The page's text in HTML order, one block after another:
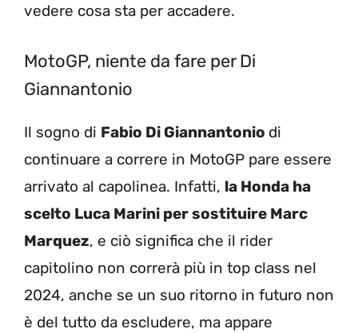
vedere cosa sta per accadere.
MotoGP, niente da fare per Di
Giannantonio
Il sogno di Fabio Di Giannantonio di
continuare a correre in MotoGP pare essere
arrivato al capolinea. Infatti, la Honda ha
scelto Luca Marini per sostituire Marc
Marquez, e ciò significa che il rider
capitolino non correrà più in top class nel
2024, anche se un suo ritorno in futuro non
è del tutto da escludere, ma appare